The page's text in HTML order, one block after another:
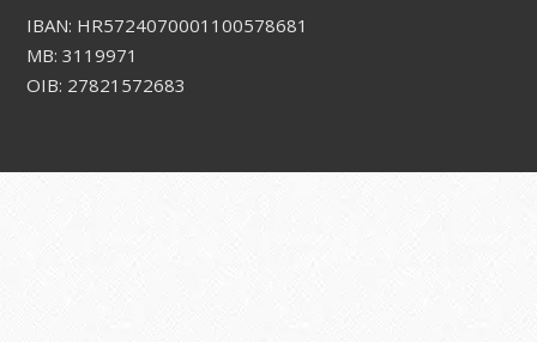
IBAN: HR5724070001100578681
MB: 3119971
OIB: 27821572683